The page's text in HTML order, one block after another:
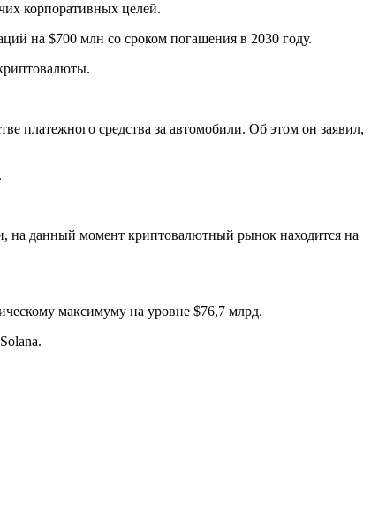
корпоративных целей.
на $700 млн со сроком погашения в 2030 году.
платежного средства за автомобили. Об этом он заявил,
на данный момент криптовалютный рынок находится на
максимуму на уровне $76,7 млрд.